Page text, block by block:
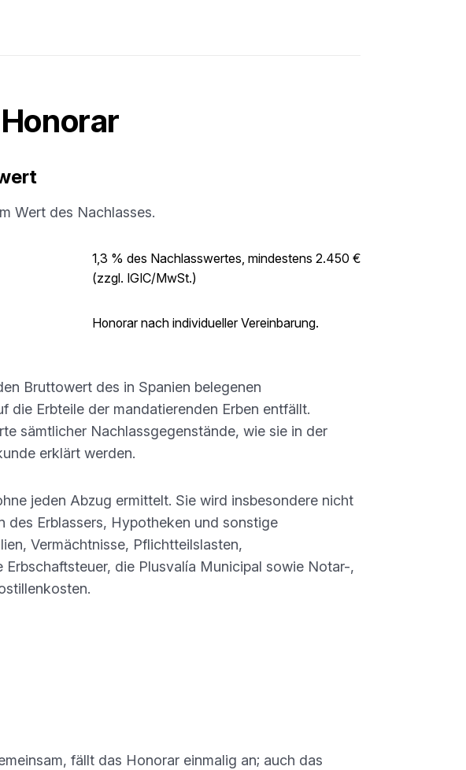
Wert des Nachlasses.
1,3 % des Nachlasswertes, mindestens 2.450 €
(zzgl. IGIC/MwSt.)
Honorar nach individueller Vereinbarung.
Bruttowert des in Spanien belegenen
die Erbteile der mandatierenden Erben entfällt.
sämtlicher Nachlassgegenstände, wie sie in der
erklärt werden.
jeden Abzug ermittelt. Sie wird insbesondere nicht
des Erblassers, Hypotheken und sonstige
Vermächtnisse, Pflichtteilslasten,
die Plusvalía Municipal sowie Notar-,
fällt das Honorar einmalig an; auch das